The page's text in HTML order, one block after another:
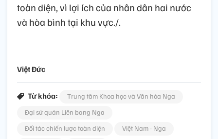
toàn diện, vì lợi ích của nhân dân hai nước
và hòa bình tại khu vực./.
Việt Đức
Từ khóa:
Trung tâm Khoa học và Văn hóa Nga
Đại sứ quán Liên bang Nga
Đối tác chiến lược toàn diện
Việt Nam - Nga